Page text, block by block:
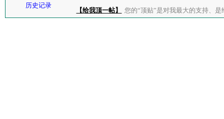
历史记录
【给我顶一帖】 您的“顶贴”是对我最大的支持、